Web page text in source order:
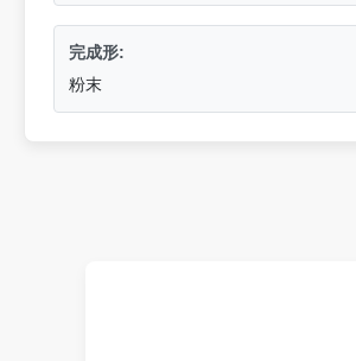
完成形:
粉末